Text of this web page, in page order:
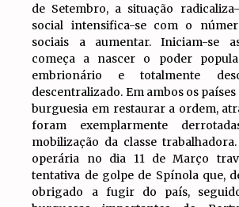
de Setembro, a situação
social intensifica-se com o
sociais a aumentar. Iniciam-se
começa a nascer o poder
embrionário e totalmente
descentralizado. Em ambos os
burguesia em restaurar a ordem,
foram exemplarmente
mobilização da classe
operária no dia 11 de Março
tentativa de golpe de Spínola que,
obrigado a fugir do país,